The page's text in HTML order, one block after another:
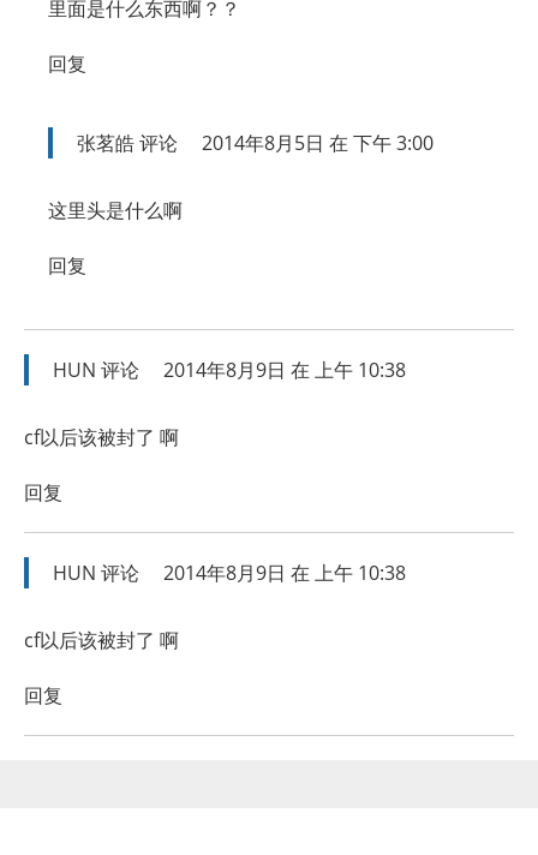
里面是什么东西啊？？
回复
张茗皓评论 2014年8月5日 在 下午 3:00
这里头是什么啊
回复
HUN 评论 2014年8月9日 在 上午 10:38
cf以后该被封了 啊
回复
HUN 评论 2014年8月9日 在 上午 10:38
cf以后该被封了 啊
回复